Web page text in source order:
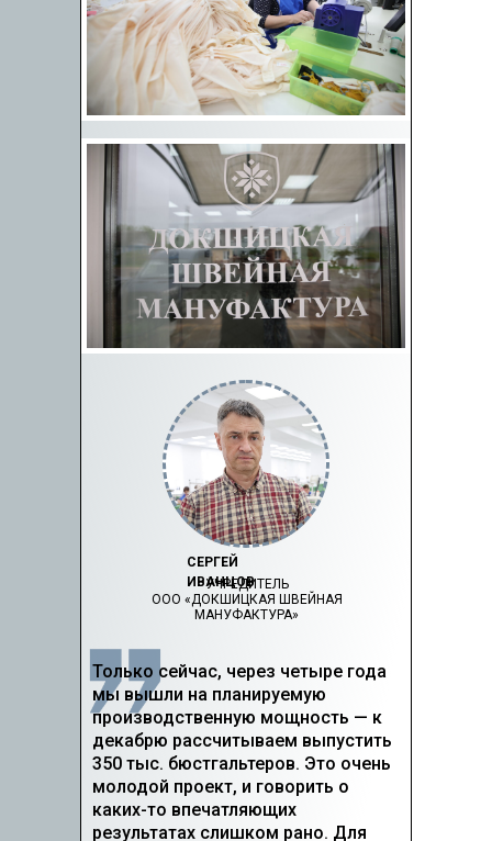
Только сейчас, через четыре года
мы вышли на планируемую
производственную мощность — к
декабрю рассчитываем выпустить
350 тыс. бюстгальтеров. Это очень
молодой проект, и говорить о
каких-то впечатляющих
результатах слишком рано. Для
УЧРЕДИТЕЛЬ
ООО «ДОКШИЦКАЯ ШВЕЙНАЯ
МАНУФАКТУРА»
СЕРГЕЙ
ИВАНЦОВ